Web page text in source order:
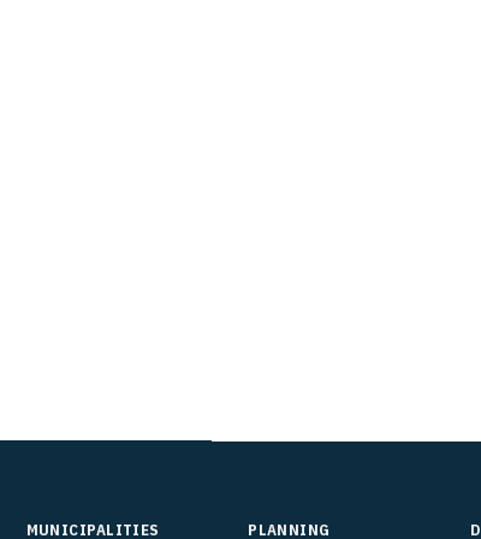
MUNICIPALITIES PLANNING